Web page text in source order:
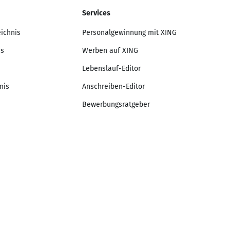
Services
Personalgewinnung mit XING
Werben auf XING
Lebenslauf-Editor
Anschreiben-Editor
Bewerbungsratgeber